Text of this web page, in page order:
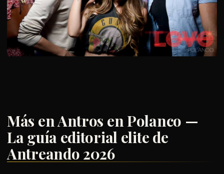
Más en Antros en Polanco —
La guía editorial elite de
Antreando 2026